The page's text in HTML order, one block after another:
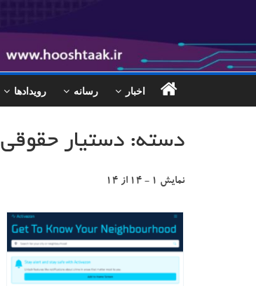
اخبار رسانه رویدادها
دسته: دستیار حقوقی
نمایش ۱ - ۱۴ از ۱۴